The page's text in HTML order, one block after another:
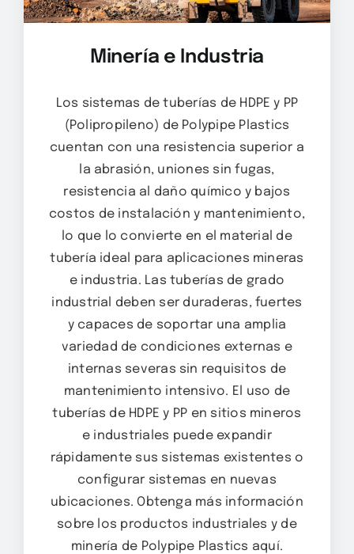
Minería e Industria
Los sistemas de tuberías de HDPE y PP
(Polipropileno) de Polypipe Plastics
cuentan con una resistencia superior a
la abrasión, uniones sin fugas,
resistencia al daño químico y bajos
costos de instalación y mantenimiento,
lo que lo convierte en el material de
tubería ideal para aplicaciones mineras
e industria. Las tuberías de grado
industrial deben ser duraderas, fuertes
y capaces de soportar una amplia
variedad de condiciones externas e
internas severas sin requisitos de
mantenimiento intensivo. El uso de
tuberías de HDPE y PP en sitios mineros
e industriales puede expandir
rápidamente sus sistemas existentes o
configurar sistemas en nuevas
ubicaciones. Obtenga más información
sobre los productos industriales y de
minería de Polypipe Plastics aquí.